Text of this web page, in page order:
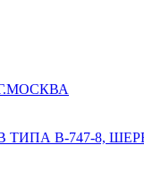
В-747-8,